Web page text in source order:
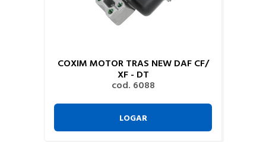
COXIM MOTOR TRAS NEW DAF CF/
XF - DT
cod. 6088
LOGAR